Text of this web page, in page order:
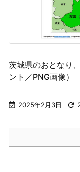
茨城県のおとなり
ント／PNG画像）
 2025年2月3日 